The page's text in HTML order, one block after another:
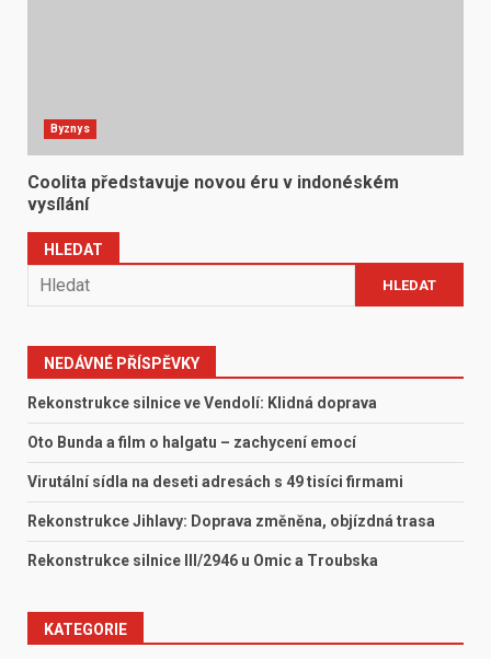
Byznys
Coolita představuje novou éru v indonéském
vysílání
HLEDAT
HLEDAT
NEDÁVNÉ PŘÍSPĚVKY
Rekonstrukce silnice ve Vendolí: Klidná doprava
Oto Bunda a film o halgatu – zachycení emocí
Virutální sídla na deseti adresách s 49 tisíci firmami
Rekonstrukce Jihlavy: Doprava změněna, objízdná trasa
Rekonstrukce silnice III/2946 u Omic a Troubska
KATEGORIE